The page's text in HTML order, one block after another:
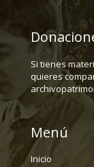
Si tienes
quieres
Menú
Inicio